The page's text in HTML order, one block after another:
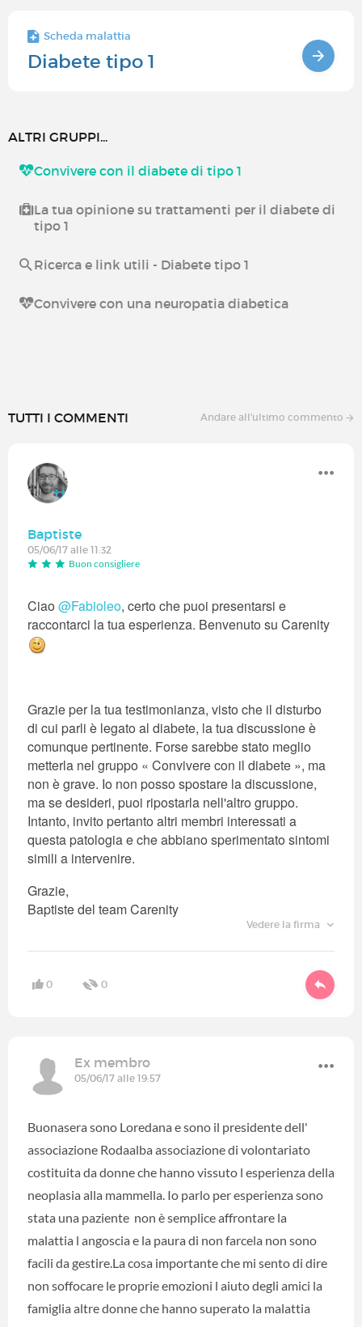
Scheda malattia
Diabete tipo 1
ALTRI GRUPPI...
Convivere con il diabete di tipo 1
La tua opinione su trattamenti per il diabete di
tipo 1
Ricerca e link utili - Diabete tipo 1
Convivere con una neuropatia diabetica
TUTTI I COMMENTI Andare all'ultimo commento
Baptiste
05/06/17 alle 11:32
Buon consigliere
Ciao @Fabioleo, certo che puoi presentarsi e
raccontarci la tua esperienza. Benvenuto su Carenity
Grazie per la tua testimonianza, visto che il disturbo
di cui parli è legato al diabete, la tua discussione è
comunque pertinente. Forse sarebbe stato meglio
metterla nel gruppo « Convivere con il diabete », ma
non è grave. Io non posso spostare la discussione,
ma se desideri, puoi ripostarla nell'altro gruppo.
Intanto, invito pertanto altri membri interessati a
questa patologia e che abbiano sperimentato sintomi
simili a intervenire.
Grazie,
Baptiste del team Carenity
Vedere la firma
0 0
Ex membro
05/06/17 alle 19:57
Buonasera sono Loredana e sono il presidente dell'
associazione Rodaalba associazione di volontariato
costituita da donne che hanno vissuto l esperienza della
neoplasia alla mammella. Io parlo per esperienza sono
stata una paziente non è semplice affrontare la
malattia l angoscia e la paura di non farcela non sono
facili da gestire.La cosa importante che mi sento di dire
non soffocare le proprie emozioni l aiuto degli amici la
famiglia altre donne che hanno superato la malattia